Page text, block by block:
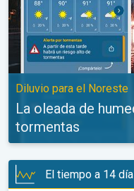
Diluvio para el Noreste
La oleada de
tormentas
El tiempo a 14